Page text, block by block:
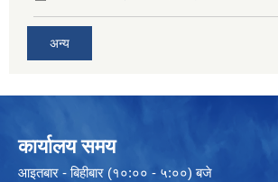
अन्य
कार्यालय समय
आइतबार - बिहीबार (१०:०० - ५:००) बजे